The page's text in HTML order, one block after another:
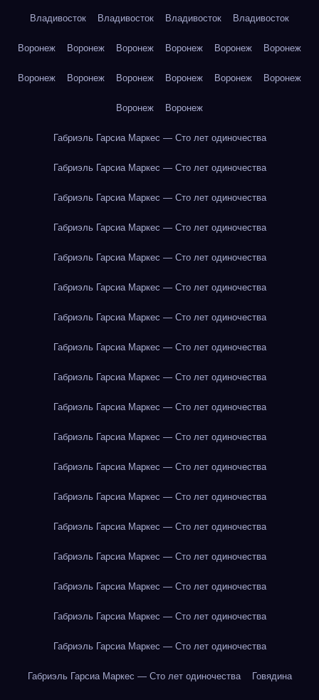
Владивосток Владивосток Владивосток Владивосток
Воронеж Воронеж Воронеж Воронеж Воронеж Воронеж
Воронеж Воронеж Воронеж Воронеж Воронеж Воронеж
Воронеж Воронеж
Габриэль Гарсиа Маркес — Сто лет одиночества
Габриэль Гарсиа Маркес — Сто лет одиночества
Габриэль Гарсиа Маркес — Сто лет одиночества
Габриэль Гарсиа Маркес — Сто лет одиночества
Габриэль Гарсиа Маркес — Сто лет одиночества
Габриэль Гарсиа Маркес — Сто лет одиночества
Габриэль Гарсиа Маркес — Сто лет одиночества
Габриэль Гарсиа Маркес — Сто лет одиночества
Габриэль Гарсиа Маркес — Сто лет одиночества
Габриэль Гарсиа Маркес — Сто лет одиночества
Габриэль Гарсиа Маркес — Сто лет одиночества
Габриэль Гарсиа Маркес — Сто лет одиночества
Габриэль Гарсиа Маркес — Сто лет одиночества
Габриэль Гарсиа Маркес — Сто лет одиночества
Габриэль Гарсиа Маркес — Сто лет одиночества
Габриэль Гарсиа Маркес — Сто лет одиночества
Габриэль Гарсиа Маркес — Сто лет одиночества
Габриэль Гарсиа Маркес — Сто лет одиночества
Габриэль Гарсиа Маркес — Сто лет одиночества Говядина